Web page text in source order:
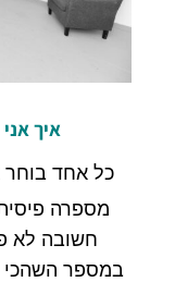
איךאני
כל אחד
מספרה
חשובה לא
במספר השהכי